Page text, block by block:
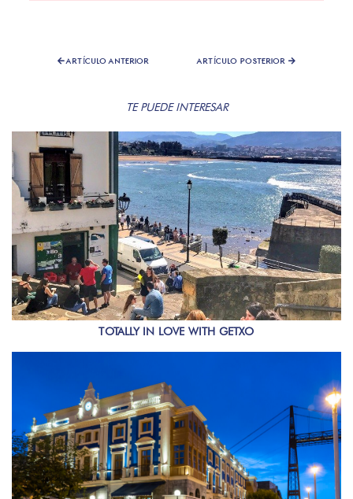
ARTÍCULO ANTERIOR ARTÍCULO POSTERIOR
TE PUEDE INTERESAR
TOTALLY IN LOVE WITH GETXO